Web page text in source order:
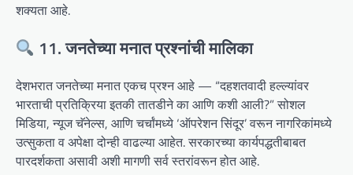
शक्यता आहे.
11. जनतेच्या मनात प्रश्नांची मालिका
देशभरात जनतेच्या मनात एकच प्रश्न आहे — “दहशतवादी हल्ल्यांवर
भारताची प्रतिक्रिया इतकी तातडीने का आणि कशी आली?” सोशल
मिडिया, न्यूज चॅनेल्स, आणि चर्चांमध्ये ‘ऑपरेशन सिंदूर’ वरून नागरिकांमध्ये
उत्सुकता व अपेक्षा दोन्ही वाढल्या आहेत. सरकारच्या कार्यपद्धतीबाबत
पारदर्शकता असावी अशी मागणी सर्व स्तरांवरून होत आहे.